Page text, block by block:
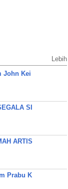
Lebih
John Kei
SI
ARTIS
Prabu K